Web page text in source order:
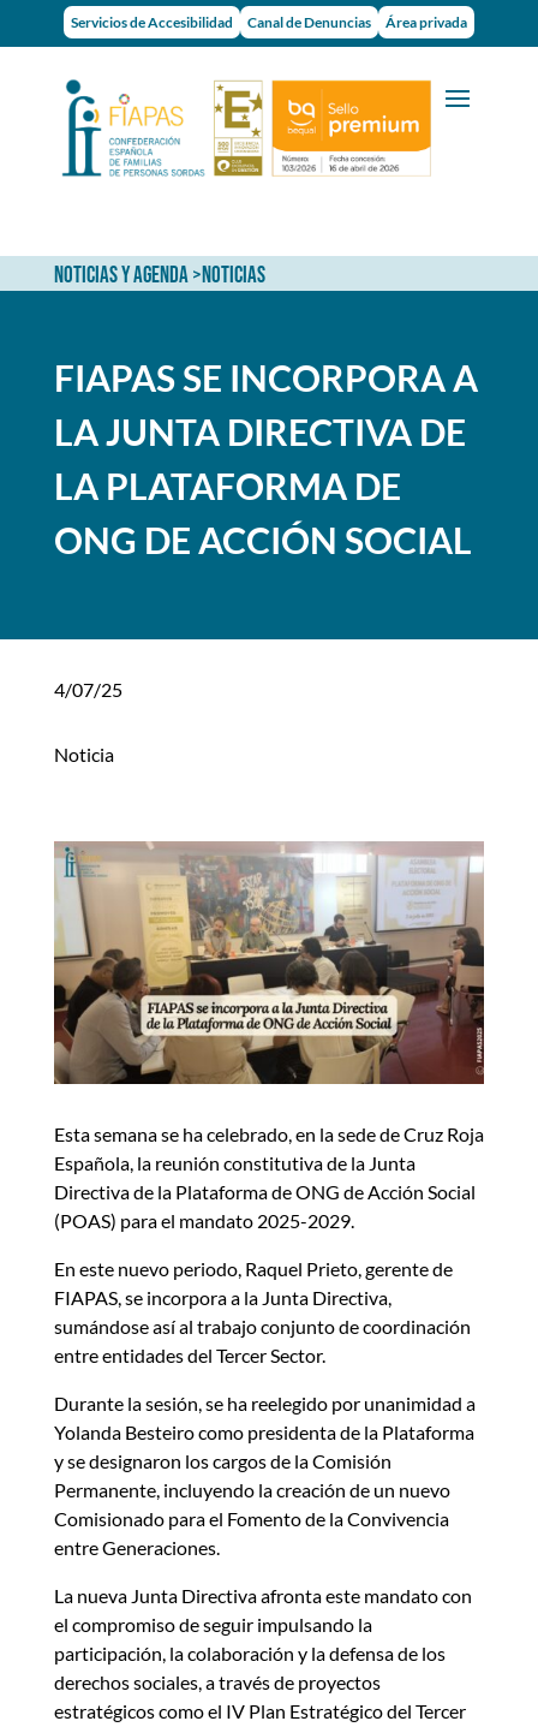
Servicios de Accesibilidad Canal de Denuncias Área privada
NOTICIAS Y AGENDA>NOTICIAS
FIAPAS SE INCORPORA A
LA JUNTA DIRECTIVA DE
LA PLATAFORMA DE
ONG DE ACCIÓN SOCIAL
4/07/25
Noticia
Esta semana se ha celebrado, en la sede de Cruz Roja
Española, la reunión constitutiva de la Junta
Directiva de la Plataforma de ONG de Acción Social
(POAS) para el mandato 2025-2029.
En este nuevo periodo, Raquel Prieto, gerente de
FIAPAS, se incorpora a la Junta Directiva,
sumándose así al trabajo conjunto de coordinación
entre entidades del Tercer Sector.
Durante la sesión, se ha reelegido por unanimidad a
Yolanda Besteiro como presidenta de la Plataforma
y se designaron los cargos de la Comisión
Permanente, incluyendo la creación de un nuevo
Comisionado para el Fomento de la Convivencia
entre Generaciones.
La nueva Junta Directiva afronta este mandato con
el compromiso de seguir impulsando la
participación, la colaboración y la defensa de los
derechos sociales, a través de proyectos
estratégicos como el IV Plan Estratégico del Tercer